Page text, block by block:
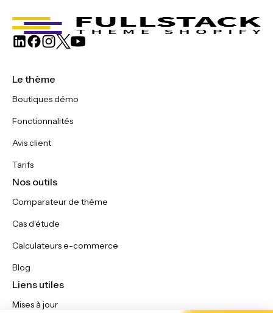
Le thème
Boutiques démo
Fonctionnalités
Avis client
Tarifs
Nos outils
Comparateur de thème
Cas d'étude
Calculateurs e-commerce
Blog
Liens utiles
Mises à jour